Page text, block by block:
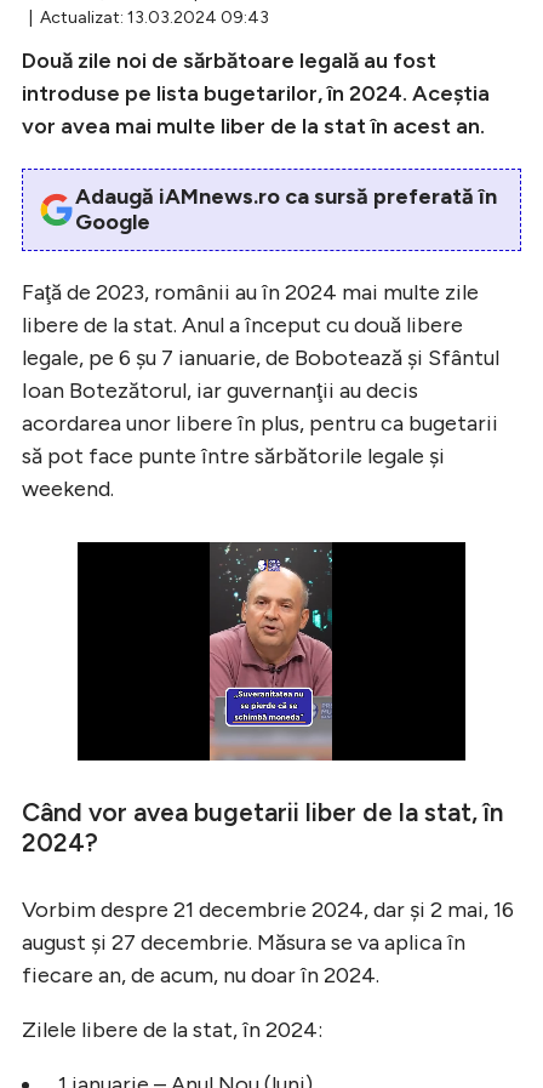
Creează cont
| Actualizat: 13.03.2024 09:43
Două zile noi de sărbătoare legală au fost
introduse pe lista bugetarilor, în 2024. Aceştia
vor avea mai multe liber de la stat în acest an.
Adaugă iAMnews.ro ca sursă preferată în
Google
Faţă de 2023, românii au în 2024 mai multe zile
libere de la stat. Anul a început cu două libere
legale, pe 6 şu 7 ianuarie, de Bobotează şi Sfântul
Ioan Botezătorul, iar guvernanţii au decis
acordarea unor libere în plus, pentru ca bugetarii
să pot face punte între sărbătorile legale şi
weekend.
Când vor avea bugetarii liber de la stat, în
2024?
Vorbim despre 21 decembrie 2024, dar şi 2 mai, 16
august şi 27 decembrie. Măsura se va aplica în
fiecare an, de acum, nu doar în 2024.
Zilele libere de la stat, în 2024: